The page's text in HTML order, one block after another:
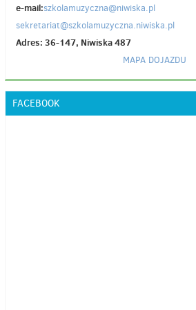
e-mail:szkolamuzyczna@niwiska.pl
sekretariat@szkolamuzyczna.niwiska.pl
Adres: 36-147, Niwiska 487
MAPA DOJAZDU
FACEBOOK